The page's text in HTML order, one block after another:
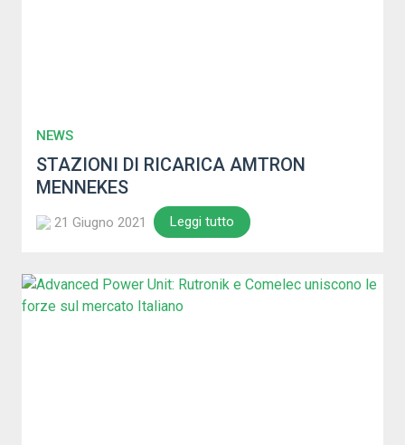
NEWS
STAZIONI DI RICARICA AMTRON
MENNEKES
21 Giugno 2021 Leggi tutto